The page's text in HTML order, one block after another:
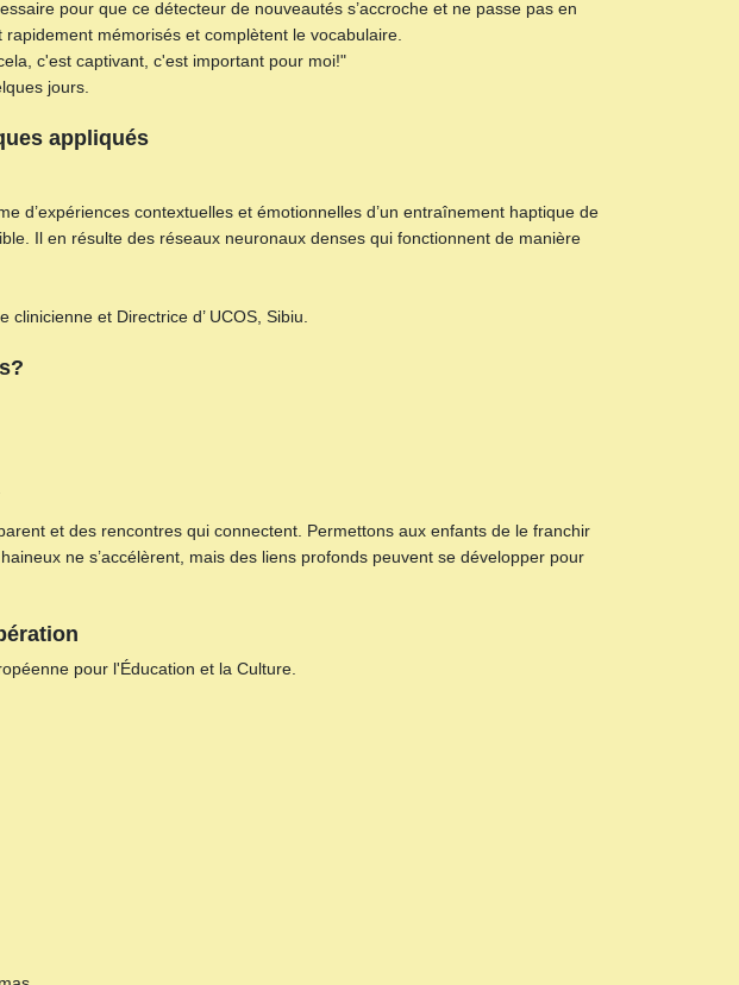
pour que ce détecteur de nouveautés s’accroche et ne passe pas en
mémorisés et complètent le vocabulaire.
c'est captivant, c'est important pour moi!"
jours.
appliqués
d’expériences contextuelles et émotionnelles d’un entraînement haptique de
Il en résulte des réseaux neuronaux denses qui fonctionnent de manière
et Directrice d’ UCOS, Sibiu.
et des rencontres qui connectent. Permettons aux enfants de le franchir
ne s’accélèrent, mais des liens profonds peuvent se développer pour
pour l'Éducation et la Culture.